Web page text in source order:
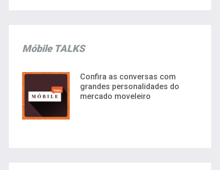
Móbile TALKS
Confira as conversas com
grandes personalidades do
mercado moveleiro